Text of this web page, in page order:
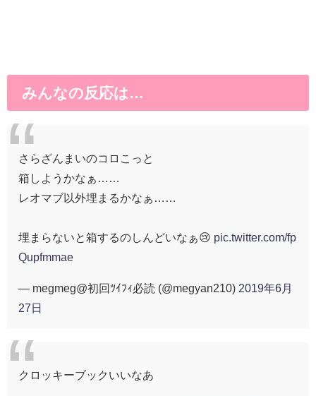
みんなの反応は…
さらざんまいのコロこっと
箱しようかなぁ……
レオマブ以外埋まるかなぁ……
埋まらないと箱するのしんどいなぁ😢 pic.twitter.com/fp
Qupfmmae
— megmeg@初回ﾂｲﾌｨ必読 (@megyan210) 2019年6月
27日
クロッキーブックいいなあ